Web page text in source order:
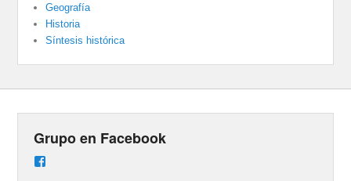
Geografía
Historia
Síntesis histórica
Grupo en Facebook